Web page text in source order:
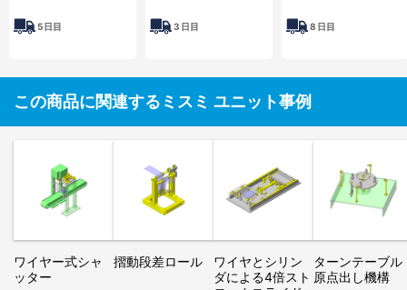
5日目 3 日目 8 日目
この商品に関連するミスミ ユニット事例
ワイヤー式シャ
ッター
摺動段差ロール
ワイヤとシリン
ダによる4倍スト
ターンテーブル
原点出し機構